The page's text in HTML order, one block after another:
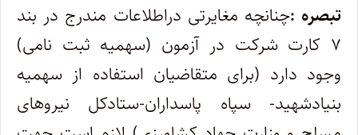
تبصره :چنانچه مغایرتی دراطلاعات مندرج در بند
۷ کارت شرکت در آزمون (سهمیه ثبت نامی)
وجود دارد (برای متقاضیان استفاده از سهمیه
بنیادشهید- سپاه پاسداران-ستادکل نیروهای